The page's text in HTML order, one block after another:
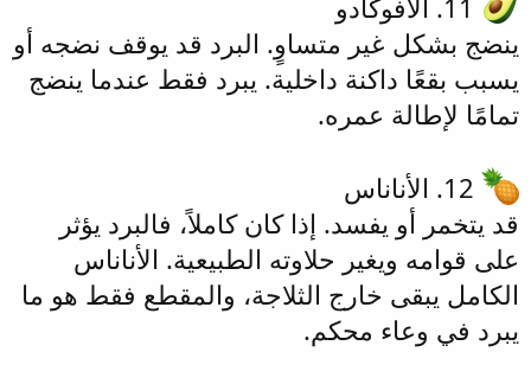
ينضج بشكل غير متساوٍ. البرد قد يوقف نضجه أو
يسبب بقعًا داكنة داخلية. يبرد فقط عندما ينضج
تمامًا لإطالة عمره.
قد يتخمر أو يفسد. إذا كان كاملاً، فالبرد يؤثر
على قوامه ويغير حلاوته الطبيعية. الأناناس
الكامل يبقى خارج الثلاجة، والمقطع فقط هو ما
يبرد في وعاء محكم.